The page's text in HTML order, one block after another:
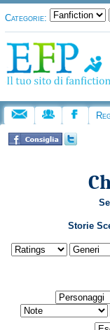
Categorie:
Storie